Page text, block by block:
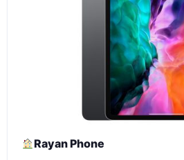
Rayan Phone